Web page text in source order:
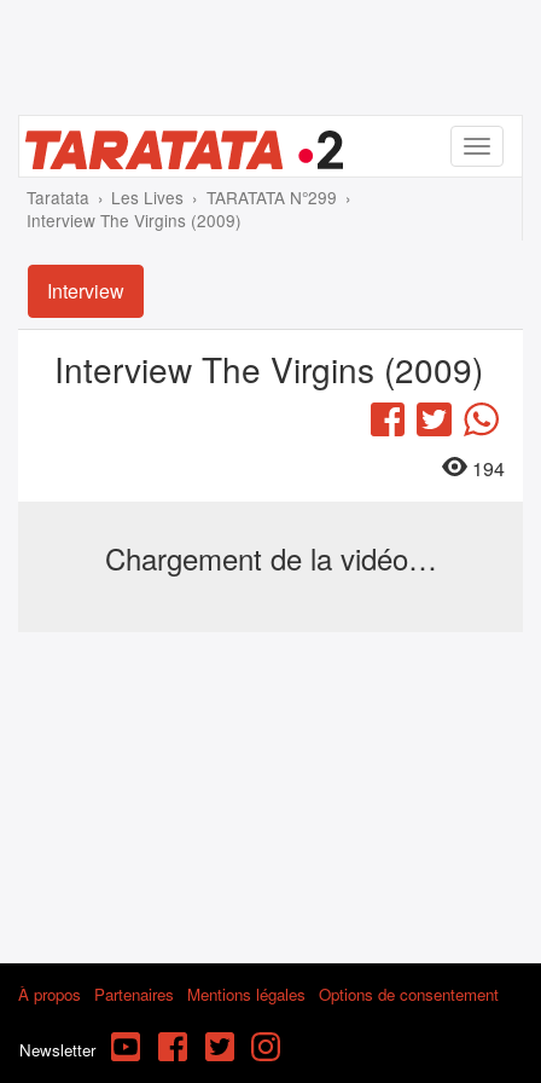
Menu
Taratata Les Lives
TARATATA N°299
Interview The Virgins (2009)
Interview
Interview The Virgins (2009)
Facebook
Twitter
194
Chargement de la vidéo…
À propos Partenaires Mentions légales Options de consentement
Newsletter YouTube FacebookTwitterInstagram